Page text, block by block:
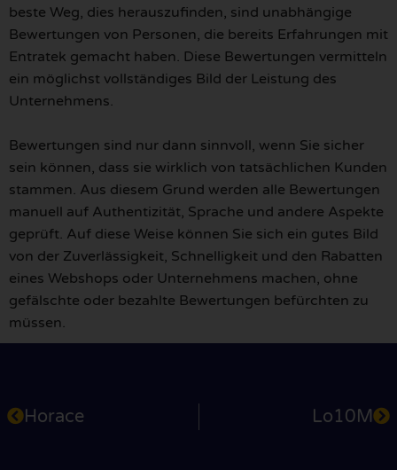
beste Weg, dies herauszufinden, sind unabhängige
Bewertungen von Personen, die bereits Erfahrungen mit
Entratek gemacht haben. Diese Bewertungen vermitteln
ein möglichst vollständiges Bild der Leistung des
Unternehmens.
Bewertungen sind nur dann sinnvoll, wenn Sie sicher
sein können, dass sie wirklich von tatsächlichen Kunden
stammen. Aus diesem Grund werden alle Bewertungen
manuell auf Authentizität, Sprache und andere Aspekte
geprüft. Auf diese Weise können Sie sich ein gutes Bild
von der Zuverlässigkeit, Schnelligkeit und den Rabatten
eines Webshops oder Unternehmens machen, ohne
gefälschte oder bezahlte Bewertungen befürchten zu
müssen.
Horace Lo10M